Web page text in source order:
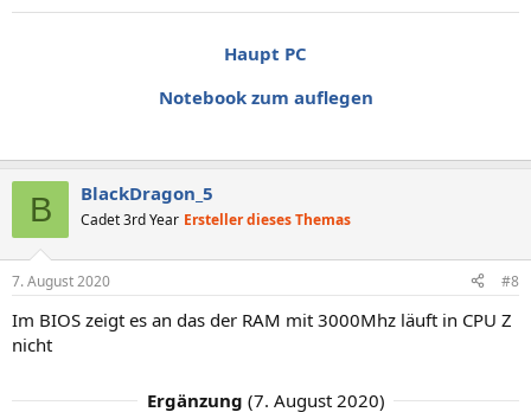
Haupt PC
Notebook zum auflegen
B BlackDragon_5
Cadet 3rd Year Ersteller dieses Themas
7. August 2020 #8
Im BIOS zeigt es an das der RAM mit 3000Mhz läuft in CPU Z
nicht
Ergänzung (7. August 2020)